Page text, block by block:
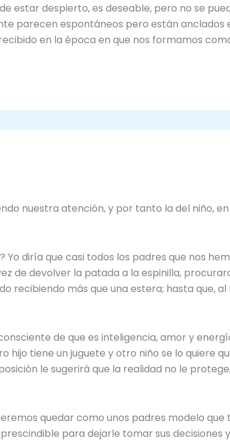
estar despierto, es deseable, pero no se
parecen espontáneos pero están anclados
en la época en que nos formamos
nuestra atención, y por tanto la del niño,
diría que casi todos los padres que nos
de devolver la patada a la espinilla,
recibiendo más que una estera; hasta que,
de que es inteligencia, amor y
hijo tiene un juguete y otro niño se lo quiere
le sugerirá que la realidad no le
quedar como unos padres modelo que
para dejarle tomar sus